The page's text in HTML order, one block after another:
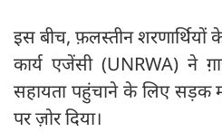
इस बीच, फ़लस्तीन शरणार्थियों
कार्य एजेंसी (UNRWA) ने
सहायता पहुंचाने के लिए सड़क
पर ज़ोर दिया।